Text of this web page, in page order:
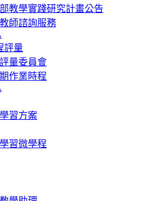
教學實踐研究計畫公告
師諮詢服務
評量
量委員會
作業時程
習方案
習微學程